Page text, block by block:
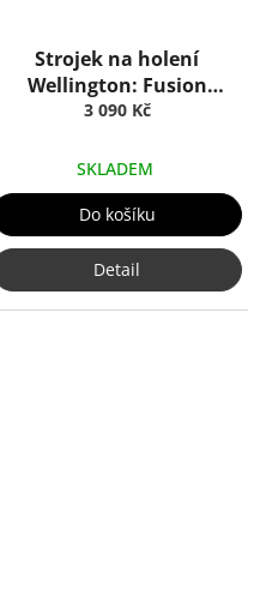
Strojek na holení
Wellington: Fusion
Porcelain, Truefitt & Hill
3 090 Kč
SKLADEM
Do košíku
Detail